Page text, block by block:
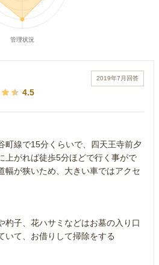
2019年7月 回答
4.5
町線で15分くらいで、四天王寺前夕
上がれば徒歩5分ほどで行く事がで
幅が狭いため、大きい車ではアクセ
杓子、花ハサミなどはお墓の入り口
いて、お借りして掃除をする